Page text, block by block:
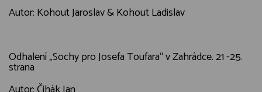
Autor: Kohout Jaroslav & Kohout Ladislav
Odhalení „Sochy pro Josefa Toufara“ v Zahrádce. 21 -25.
strana